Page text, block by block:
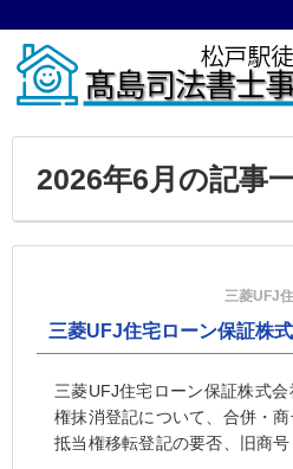
2026年6月の記事
三菱UFJ
三菱UFJ住宅ローン保証株
三菱UFJ住宅ローン保証株式
権抹消登記について、合併・商
抵当権移転登記の要否、旧商号